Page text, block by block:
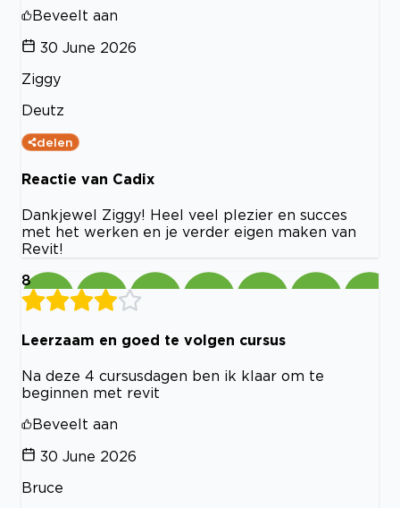
Beveelt aan
30 June 2026
Ziggy
Deutz
delen
Reactie van Cadix
Dankjewel Ziggy! Heel veel plezier en succes
met het werken en je verder eigen maken van
Revit!
8
Leerzaam en goed te volgen cursus
Na deze 4 cursusdagen ben ik klaar om te
beginnen met revit
Beveelt aan
30 June 2026
Bruce